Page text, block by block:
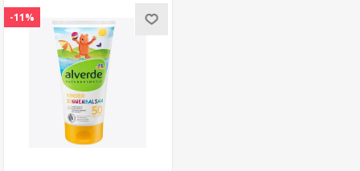
-11%